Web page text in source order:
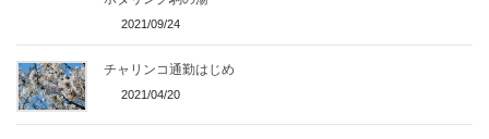
2021/09/24
チャリンコ通勤はじめ
2021/04/20